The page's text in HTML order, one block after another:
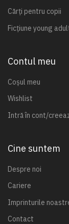
Cărți pentru copii
Ficțiune young
Contul meu
Coșul meu
Wishlist
Intră în cont/
Cine suntem
Despre noi
Cariere
Imprinturile
Contact